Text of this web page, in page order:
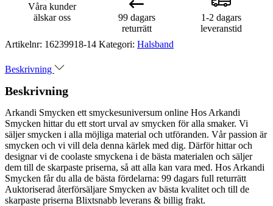
Våra kunder
älskar oss
99 dagars
returrätt
1-2 dagars
leveranstid
Artikelnr: 16239918-14 Kategori: Halsband
Beskrivning
Beskrivning
Arkandi Smycken ett smyckesuniversum online Hos Arkandi
Smycken hittar du ett stort urval av smycken för alla smaker. Vi
säljer smycken i alla möjliga material och utföranden. Vår passion är
smycken och vi vill dela denna kärlek med dig. Därför hittar och
designar vi de coolaste smyckena i de bästa materialen och säljer
dem till de skarpaste priserna, så att alla kan vara med. Hos Arkandi
Smycken får du alla de bästa fördelarna: 99 dagars full returrätt
Auktoriserad återförsäljare Smycken av bästa kvalitet och till de
skarpaste priserna Blixtsnabb leverans & billig frakt.